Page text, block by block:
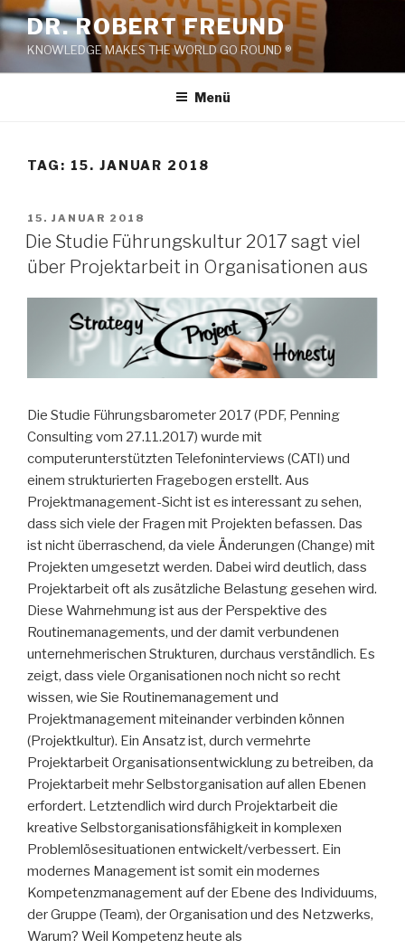
Zum
Inhalt
springen
DR. ROBERT FREUND
KNOWLEDGE MAKES THE WORLD GO ROUND ®
Menü
TAG: 15. JANUAR 2018
VERÖFFENTLICHT
AM
15. JANUAR 2018
Die Studie Führungskultur 2017 sagt viel
über Projektarbeit in Organisationen aus
Die Studie Führungsbarometer 2017 (PDF, Penning
Consulting vom 27.11.2017) wurde mit
computerunterstützten Telefoninterviews (CATI) und
einem strukturierten Fragebogen erstellt. Aus
Projektmanagement-Sicht ist es interessant zu sehen,
dass sich viele der Fragen mit Projekten befassen. Das
ist nicht überraschend, da viele Änderungen (Change) mit
Projekten umgesetzt werden. Dabei wird deutlich, dass
Projektarbeit oft als zusätzliche Belastung gesehen wird.
Diese Wahrnehmung ist aus der Perspektive des
Routinemanagements, und der damit verbundenen
unternehmerischen Strukturen, durchaus verständlich. Es
zeigt, dass viele Organisationen noch nicht so recht
wissen, wie Sie Routinemanagement und
Projektmanagement miteinander verbinden können
(Projektkultur). Ein Ansatz ist, durch vermehrte
Projektarbeit Organisationsentwicklung zu betreiben, da
Projektarbeit mehr Selbstorganisation auf allen Ebenen
erfordert. Letztendlich wird durch Projektarbeit die
kreative Selbstorganisationsfähigkeit in komplexen
Problemlösesituationen entwickelt/verbessert. Ein
modernes Management ist somit ein modernes
Kompetenzmanagement auf der Ebene des Individuums,
der Gruppe (Team), der Organisation und des Netzwerks,
Warum? Weil Kompetenz heute als